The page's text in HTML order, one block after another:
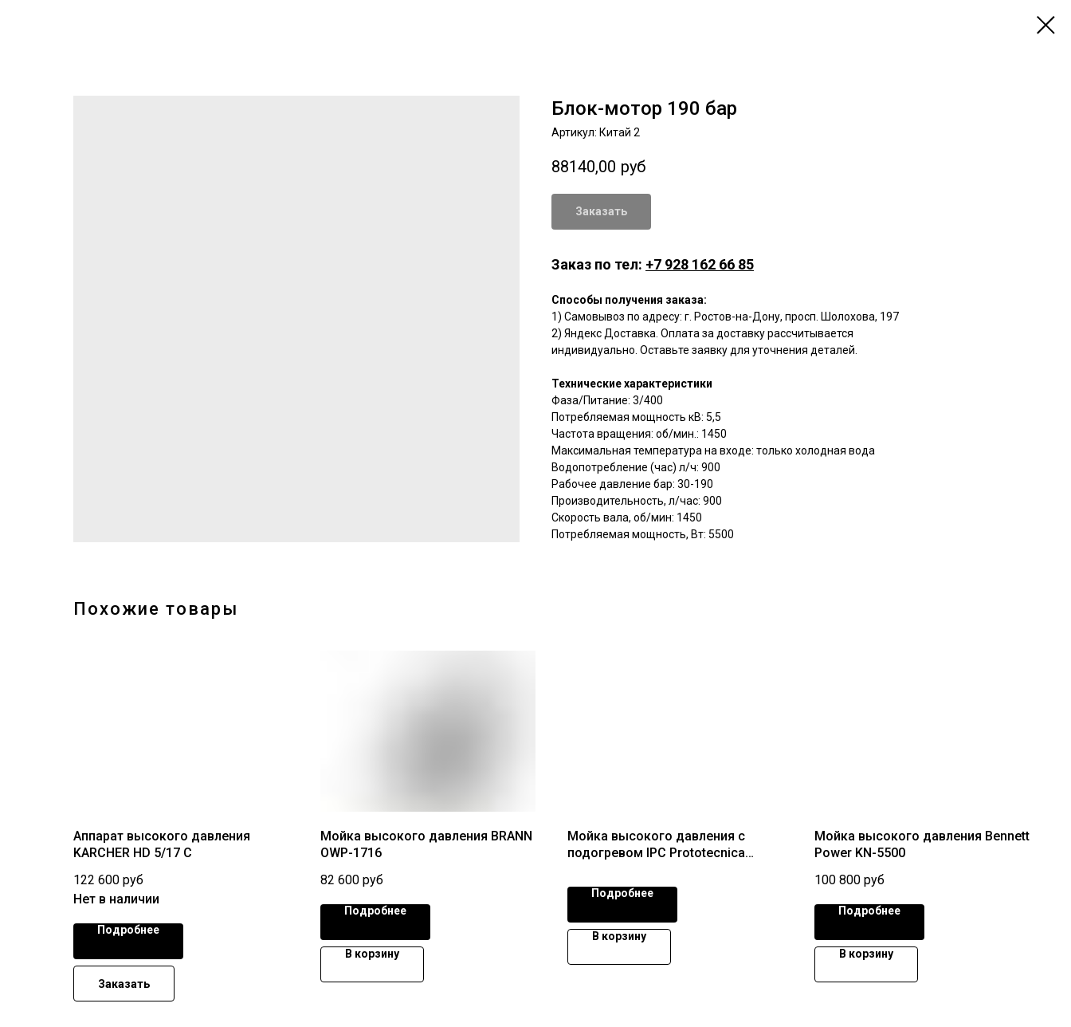
Блок-мотор 190 бар
Артикул: Китай 2
88140,00 руб
Заказать
Заказ по тел: +7 928 162 66 85
Способы получения заказа:
1) Самовывоз по адресу: г. Ростов-на-Дону, просп. Шолохова, 197
2) Яндекс Доставка. Оплата за доставку рассчитывается
индивидуально. Оставьте заявку для уточнения деталей.
Технические характеристики
Фаза/Питание: 3/400
Потребляемая мощность кВ: 5,5
Частота вращения: об/мин.: 1450
Максимальная температура на входе: только холодная вода
Водопотребление (час) л/ч: 900
Рабочее давление бар: 30-190
Производительность, л/час: 900
Скорость вала, об/мин: 1450
Потребляемая мощность, Вт: 5500
Похожие товары
Аппарат высокого давления
KARCHER HD 5/17 C
122 600 руб
Нет в наличии
Подробнее
Заказать
Мойка высокого давления BRANN
OWP-1716
82 600 руб
Подробнее
В корзину
Мойка высокого давления c
подогревом IPC Prototecnica
Подробнее
В корзину
Мойка высокого давления Bennett
Power KN-5500
100 800 руб
Подробнее
В корзину